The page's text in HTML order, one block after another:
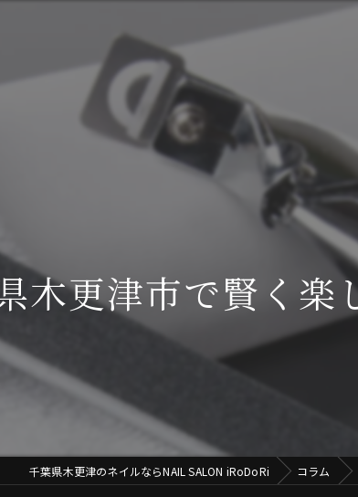
木更津市で賢く楽
千葉県木更津のネイルならNAIL SALON iRoDoRi コラム